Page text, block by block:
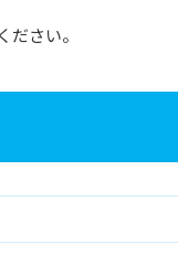
ださい。